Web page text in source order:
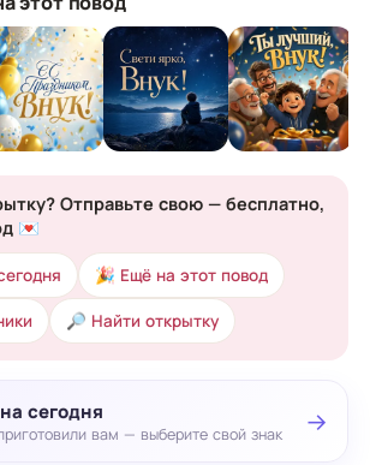
Отправьте свою — бесплатно,
💌
🎉 Ещё на этот повод
🔎 Найти открытку
сегодня
вам — выберите свой знак →